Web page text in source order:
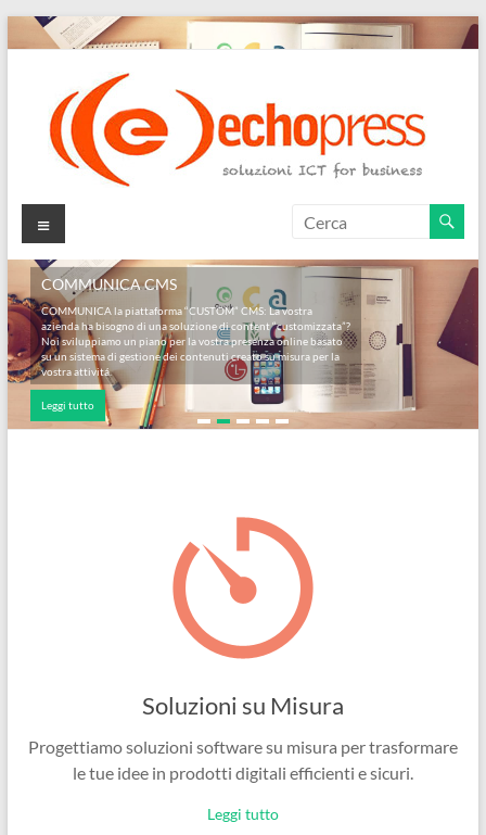
Salta
al
Echopress
s.r.l.
–
soluzioni
ICT
for
Menu
COMMUNICA CMS
COMMUNICA la piattaforma “CUSTOM” CMS: La vostra
azienda ha bisogno di una soluzione di content “customizzata”?
Noi sviluppiamo un piano per la vostra presenza online basato
su un sistema di gestione dei contenuti creato su misura per la
vostra attivitá.
Leggi tutto
Soluzioni su Misura
Progettiamo soluzioni software su misura per trasformare
le tue idee in prodotti digitali efficienti e sicuri.
Leggi tutto